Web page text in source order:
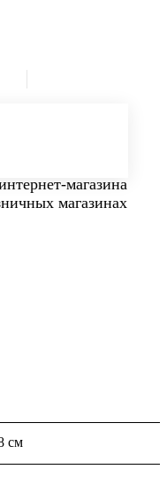
магазина
магазинах
см